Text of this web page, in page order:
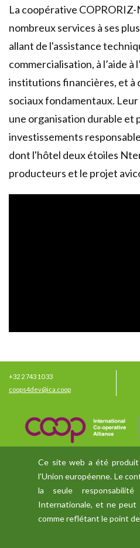
La coopérative
nombreux services à ses
allant de l'assistance
commercialisation, à l’aide à
institutions financières, et à
sociaux fondamentaux.
une organisation durable et
investissements
dont l'hôtel deux étoiles
producteurs et le projet
+32 2 743 10 33
coops4dev@ica.coop
Ce site web a été
l’Union européenne. Le
la seule responsabilité
Internationale, et ne peut
comme reflétant le point